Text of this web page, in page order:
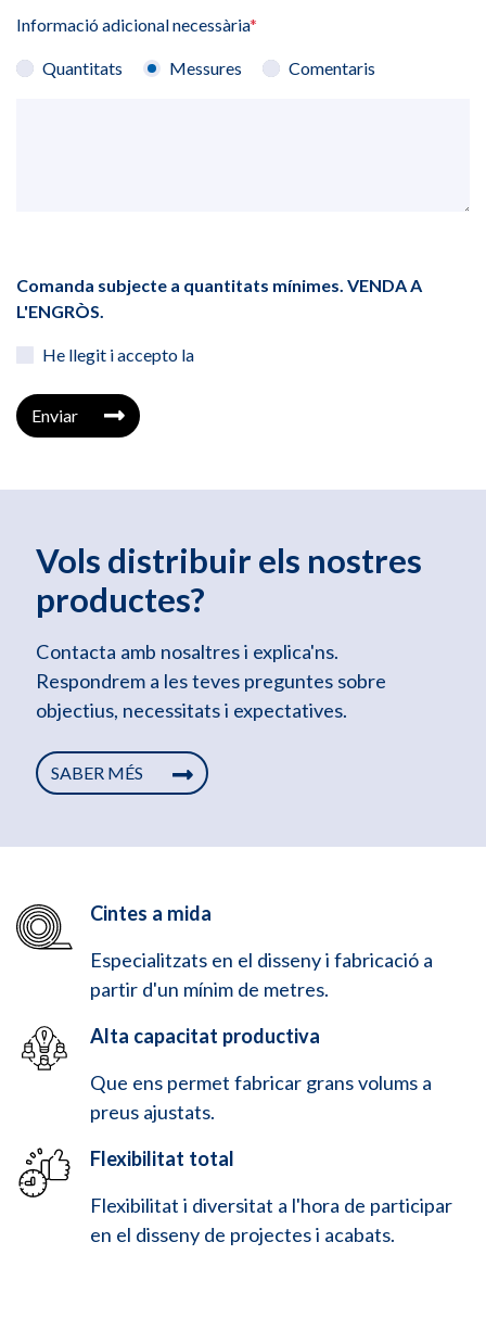
Informació adicional necessària*
Quantitats Messures Comentaris
Comanda subjecte a quantitats mínimes. VENDA A
L'ENGRÒS.
He llegit i accepto la
Enviar
Vols distribuir els nostres
productes?
Contacta amb nosaltres i explica'ns.
Respondrem a les teves preguntes sobre
objectius, necessitats i expectatives.
SABER MÉS
Cintes a mida
Especialitzats en el disseny i fabricació a
partir d'un mínim de metres.
Alta capacitat productiva
Que ens permet fabricar grans volums a
preus ajustats.
Flexibilitat total
Flexibilitat i diversitat a l'hora de participar
en el disseny de projectes i acabats.